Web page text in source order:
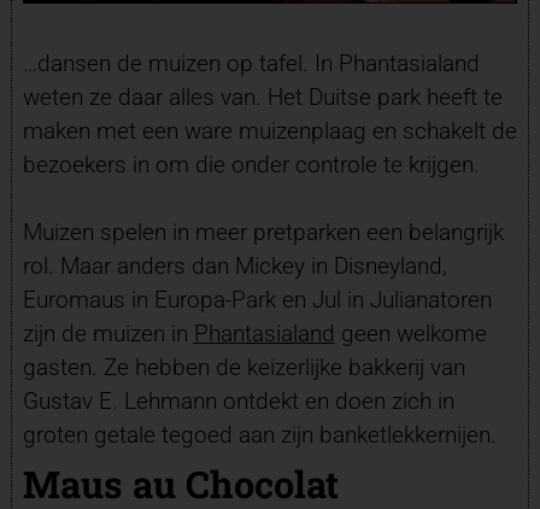
…dansen de muizen op tafel. In Phantasialand
weten ze daar alles van. Het Duitse park heeft te
maken met een ware muizenplaag en schakelt de
bezoekers in om die onder controle te krijgen.
Muizen spelen in meer pretparken een belangrijk
rol. Maar anders dan Mickey in Disneyland,
Euromaus in Europa-Park en Jul in Julianatoren
zijn de muizen in Phantasialand geen welkome
gasten. Ze hebben de keizerlijke bakkerij van
Gustav E. Lehmann ontdekt en doen zich in
groten getale tegoed aan zijn banketlekkernijen.
Maus au Chocolat